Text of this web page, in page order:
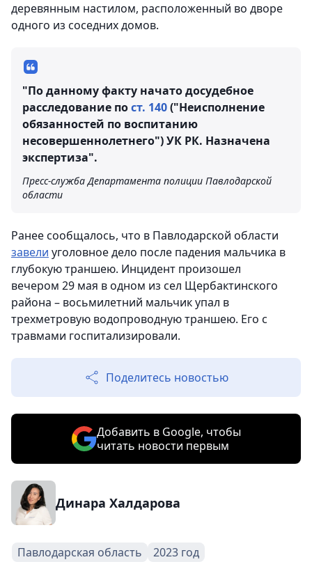
деревянным настилом, расположенный во дворе
одного из соседних домов.
"По данному факту начато досудебное
расследование пост. 140("Неисполнение
обязанностей по воспитанию
несовершеннолетнего") УК РК. Назначена
экспертиза".
Пресс-служба Департамента полиции Павлодарской
области
Ранее сообщалось, что в Павлодарской области
завели уголовное дело после падения мальчика в
глубокую траншею. Инцидент произошел
вечером 29 мая в одном из сел Щербактинского
района – восьмилетний мальчик упал в
трехметровую водопроводную траншею. Его с
травмами госпитализировали.
Поделитесь новостью
Добавить в Google, чтобы
читать новости первым
Динара Халдарова
Павлодарская область 2023 год